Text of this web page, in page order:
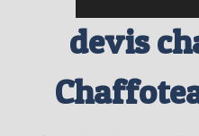
devis